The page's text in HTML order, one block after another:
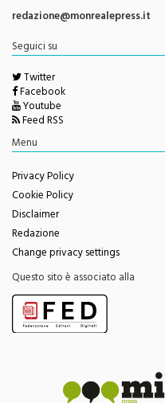
Twitter
Facebook
Youtube
Feed RSS
Menu
Privacy Policy
Cookie Policy
Disclaimer
Redazione
Change privacy settings
Questo sito è associato alla